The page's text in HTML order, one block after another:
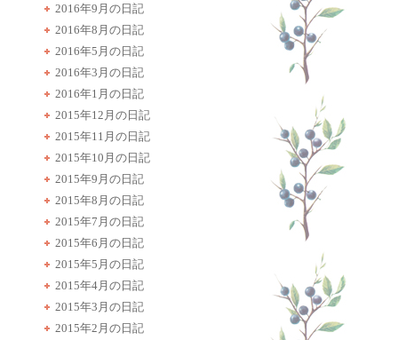
2016年9月の日記
2016年8月の日記
2016年5月の日記
2016年3月の日記
2016年1月の日記
2015年12月の日記
2015年11月の日記
2015年10月の日記
2015年9月の日記
2015年8月の日記
2015年7月の日記
2015年6月の日記
2015年5月の日記
2015年4月の日記
2015年3月の日記
2015年2月の日記